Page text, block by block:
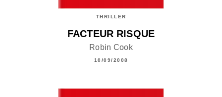
THRILLER
FACTEUR RISQUE
Robin Cook
10/09/2008